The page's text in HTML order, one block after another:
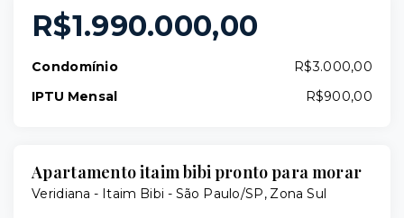
R$1.990.000,00
Condomínio
R$3.000,00
IPTU Mensal
R$900,00
Apartamento itaim bibi pronto para morar
Veridiana - Itaim Bibi - São Paulo/SP, Zona Sul